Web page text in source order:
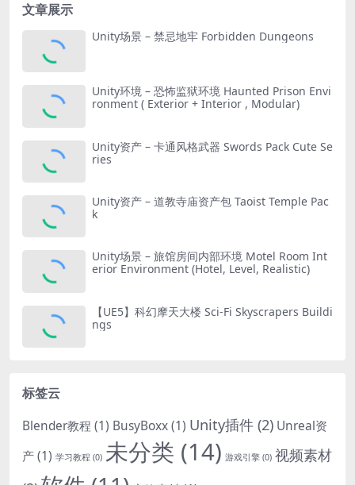
文章展示
Unity场景 – 禁忌地牢 Forbidden Dungeons
Unity环境 – 恐怖监狱环境 Haunted Prison Envi
ronment ( Exterior + Interior , Modular)
Unity资产 – 卡通风格武器 Swords Pack Cute Se
ries
Unity资产 – 道教寺庙资产包 Taoist Temple Pac
k
Unity场景 – 旅馆房间内部环境 Motel Room Int
erior Environment (Hotel, Level, Realistic)
【UE5】科幻摩天大楼 Sci-Fi Skyscrapers Buildi
ngs
标签云
Blender教程 (1) BusyBoxx(1) Unity插件 (2) Unreal资
产(1) 学习教程 (0) 未分类 (14) 游戏引擎 (0) 视频素材